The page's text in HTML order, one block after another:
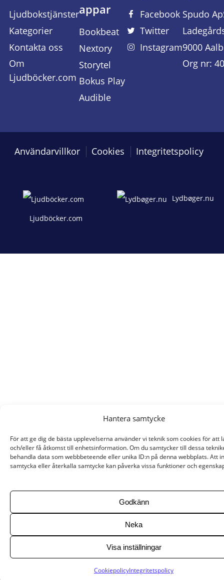
Hantera samtycke
För att ge dig de bästa upplevelserna använder vi teknik som cookies för att
och/eller få åtkomst till enhetsinformation. Om du samtycker till dessa
behandla data som webbbeteende eller unika ID:n på denna webbplats. Att
samtycka eller återkalla samtycke kan påverka vissa funktioner och
Godkänn
Neka
Visa inställningar
CookiepolicyIntegritetspolicy
Ljudbokstjänster
Kategorier
Kontakta oss
Om
Ljudböcker.com
appar
Bookbeat
Nextory
Storytel
Bokus Play
Audible
Facebook
Twitter
Instagram
Spudo
9000
Org nr:
Användarvillkor Cookies Integritetspolicy
Ljudböcker.com
Lydbøger.nu